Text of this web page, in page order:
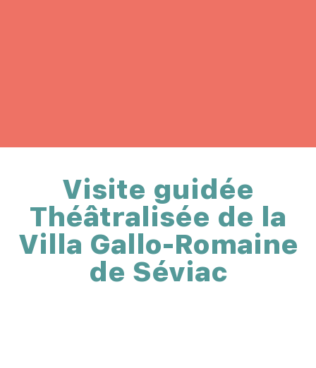
Visite guidée
Théâtralisée de la
Villa Gallo-Romaine
de Séviac